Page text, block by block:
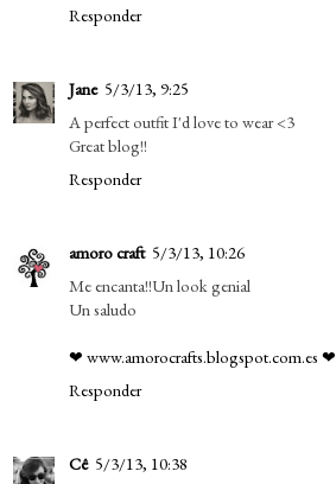
Responder
Jane 5/3/13, 9:25
A perfect outfit I'd love to wear <3
Great blog!!
Responder
amoro craft 5/3/13, 10:26
Me encanta!!Un look genial
Un saludo
❤ www.amorocrafts.blogspot.com.es ❤
Responder
Cê 5/3/13, 10:38